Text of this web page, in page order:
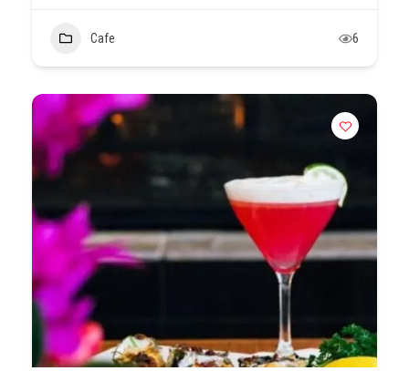
Cafe 6